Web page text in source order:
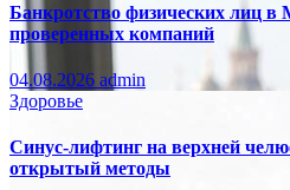
Банкротство физических лиц в
проверенных компаний
04.08.2026 admin
Здоровье
Синус-лифтинг на верхней
открытый методы